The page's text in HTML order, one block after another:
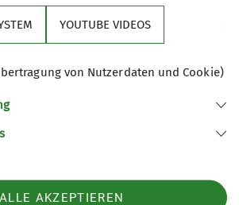
Teilnahme an einem
ist erwünscht.
möchte, meldet sich
uns. Gäste sind zu allen
September 2026:
von 17:30 - ca. 20:30 Uhr:
Alpenvereins e.V.
YOUTUBE VIDEOS
von Nutzerdaten und Cookie)
ALLE AKZEPTIEREN